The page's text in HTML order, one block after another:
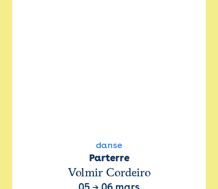
danse
Parterre
Volmir Cordeiro